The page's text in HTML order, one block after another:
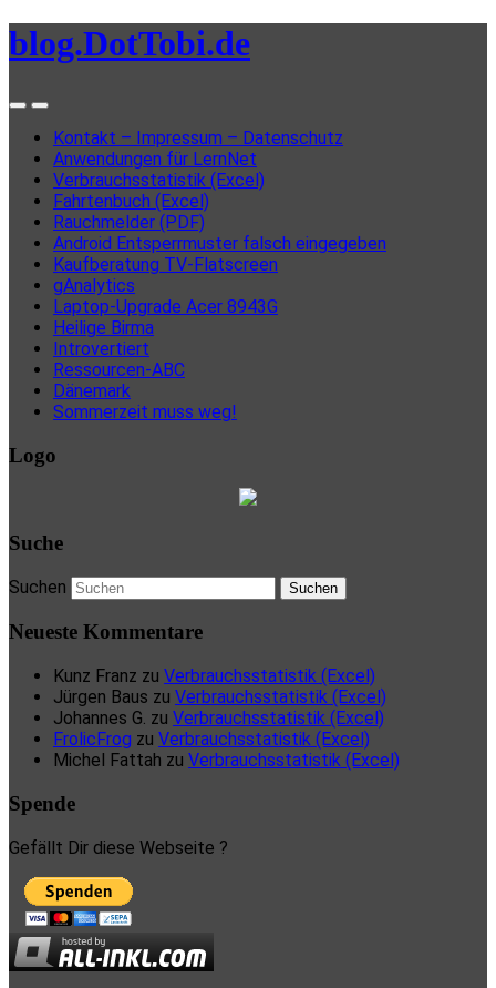
blog.DotTobi.de
Kontakt – Impressum – Datenschutz
Anwendungen für LernNet
Verbrauchsstatistik (Excel)
Fahrtenbuch (Excel)
Rauchmelder (PDF)
Android Entsperrmuster falsch eingegeben
Kaufberatung TV-Flatscreen
gAnalytics
Laptop-Upgrade Acer 8943G
Heilige Birma
Introvertiert
Ressourcen-ABC
Dänemark
Sommerzeit muss weg!
Logo
Suche
Suchen
Neueste Kommentare
Kunz Franz zu Verbrauchsstatistik (Excel)
Jürgen Baus zu Verbrauchsstatistik (Excel)
Johannes G. zu Verbrauchsstatistik (Excel)
FrolicFrog zu Verbrauchsstatistik (Excel)
Michel Fattah zu Verbrauchsstatistik (Excel)
Spende
Gefällt Dir diese Webseite ?